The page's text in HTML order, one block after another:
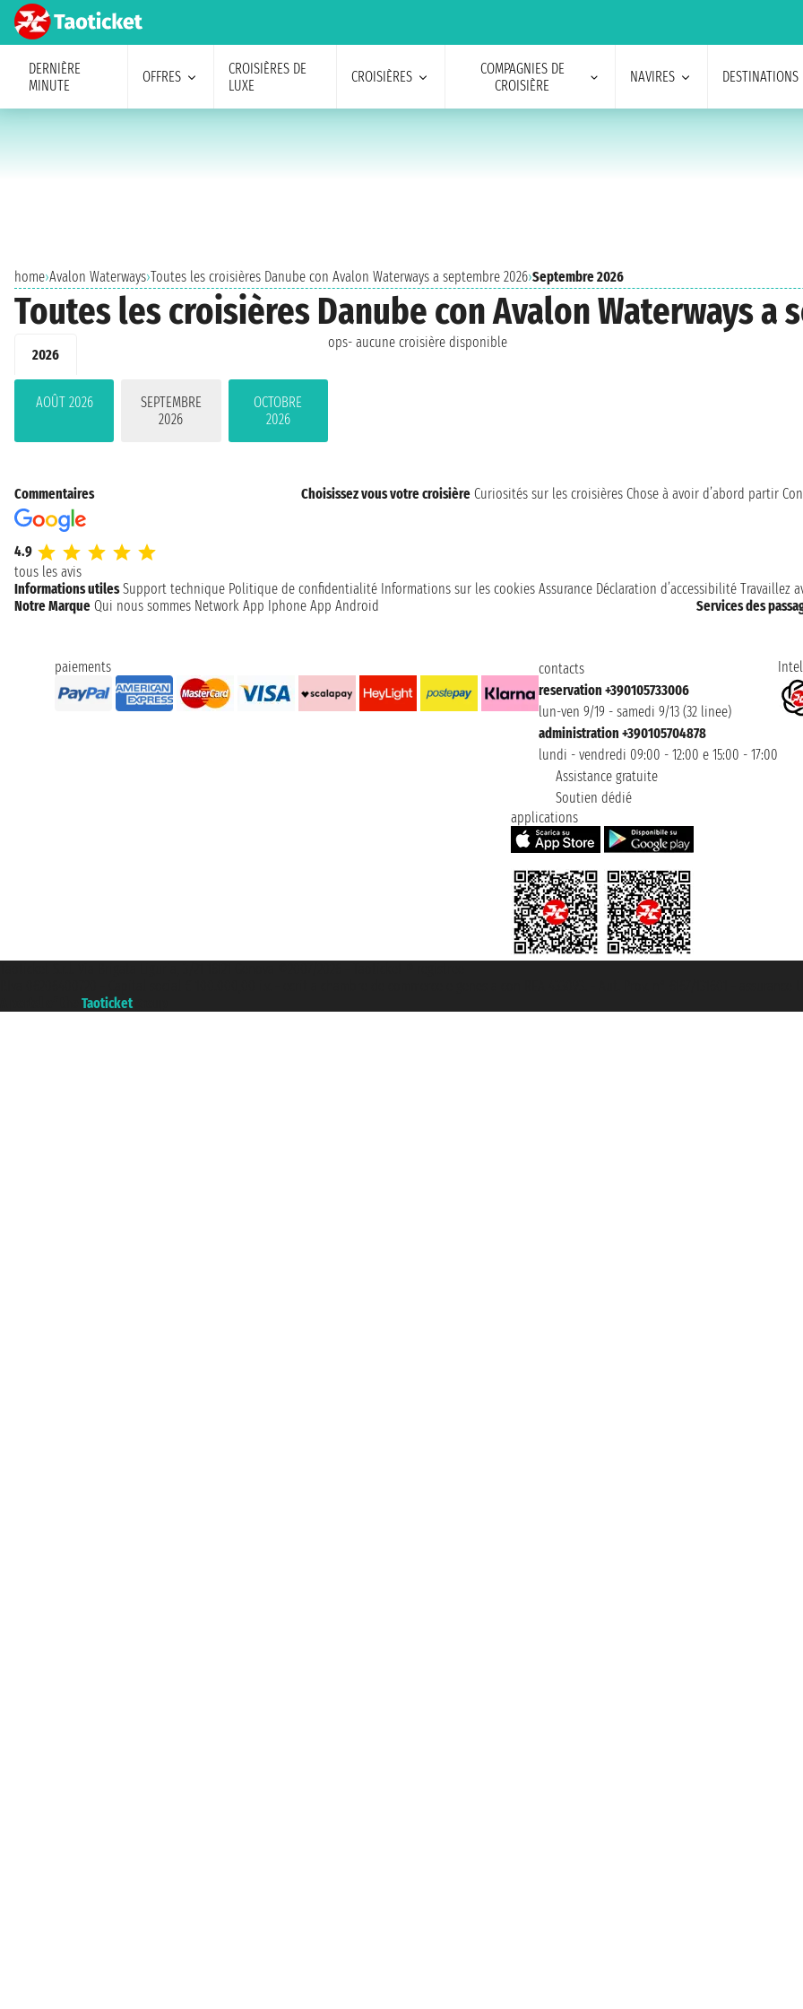
DERNIÈRE
MINUTE
OFFRES
CROISIÈRES DE
LUXE
CROISIÈRES
COMPAGNIES DE
CROISIÈRE
NAVIRES DESTINATIONS
home›Avalon Waterways›Toutes les croisières Danube con Avalon Waterways a septembre 2026›Septembre 2026
Toutes les croisières Danube con Avalon Waterways a
2026
AOÛT 2026
SEPTEMBRE
2026
OCTOBRE
2026
ops- aucune croisière disponible
Commentaires
4.9
tous les avis
Choisissez vous votre croisière Curiosités sur les croisières Chose à avoir d’abord partir
Informations utiles Support technique Politique de confidentialité Informations sur les cookies Assurance Déclaration d’accessibilité Travaillez
Notre Marque Qui nous sommes Network App Iphone App Android Services des
paiements
contacts
reservation +390105733006
lun-ven 9/19 - samedi 9/13 (32 linee)
administration +390105704878
lundi - vendredi 09:00 - 12:00 e 15:00 - 17:00
Assistance gratuite
Soutien dédié
applications
Taoticket